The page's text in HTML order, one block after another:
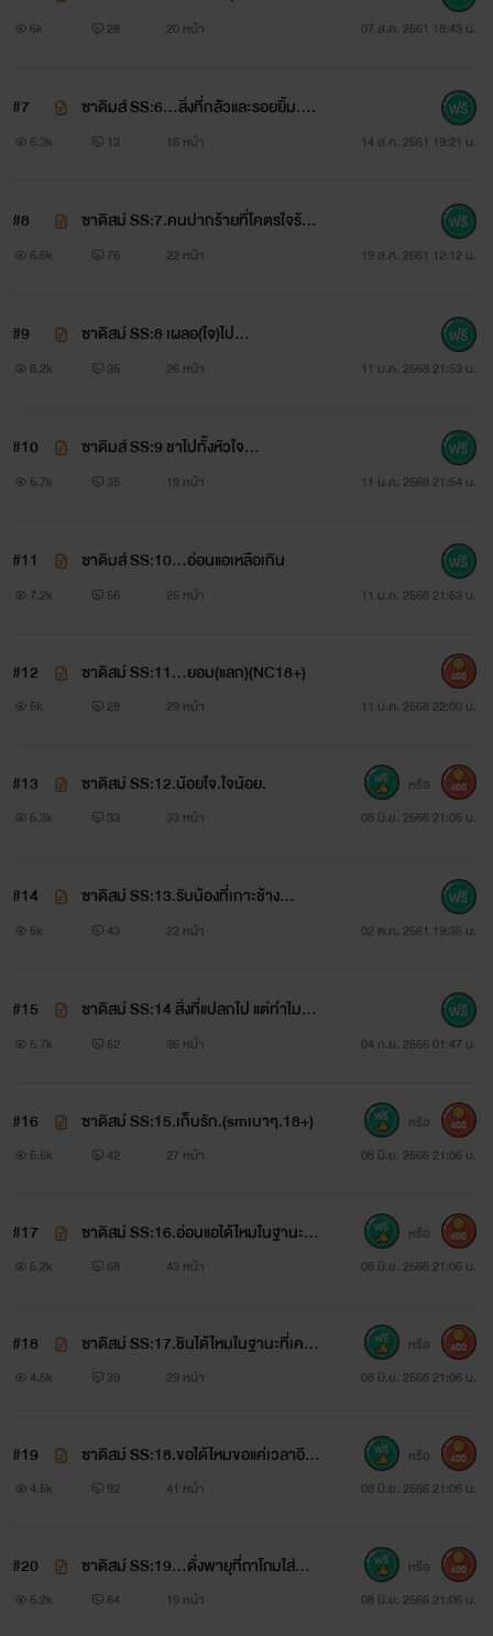
รุนแรง
แต่งเพื่อสนองหัวใจตัวเองและคนอื่นๆที่
กำลังอ่อนแอและจะกลับมาเข้มแข็งได้อีก
ครั้ง
....ใช่เป็นรักข้างเดียวที่โคตรเจ็บ เจ็บจน
มาอ่านนี้สิ...
มาดูกันมันจะซาดิสม์เสพติดความเจ็บปวด
มาสิมาตอกย้ำมันซาดิสม์ให้สมกับหัวใจ
เถือนๆดวงนี้ มาสิมารับรู้เรื่องราวเหล่านี้
แล้วสักวันเราจะพาโบยบิน บินไปให้ไกล
จากความเจ็บปวด...
ขึ้นชื่อว่าความรัก ความรักก็มีหลายแบบ
อาจจะมีมากกว่านั้น แต่ผิดที่คนคนเดียว ที่
แบบไหนละที่เหลืออยู่ให้รัก หึ มันคือรัก
ลียดชัง)
6k 28 20 หน้า 07 ส.ค. 2561 18:43 น.
#7 ซาดิมส์ SS:6...สิ่งที่กลััวและรอยยิ้ม....
5.3k 13 16 หน้า 14 ส.ค. 2561 19:21 น.
#8
ซาดิสม์ SS:7.คนปากร้ายที่โคตรใจร้า
ย..
6.6k 76 22 หน้า 19 ส.ค. 2561 12:12 น.
#9 ซาดิสม์ SS:8 เผลอ(ใจ)ไป...
6.2k 35 26 หน้า 11 ม.ค. 2568 21:53 น.
#10 ซาดิมส์ SS:9 ชาไปทั้งหัวใจ...
5.7k 35 19 หน้า 11 ม.ค. 2568 21:54 น.
#11 ซาดิมส์ SS:10...อ่อนแอเหลือเกิน
7.2k 56 25 หน้า 11 ม.ค. 2568 21:53 น.
#12 ซาดิสม์ SS:11...ยอม(แลก)(NC18+)
5k 28 29 หน้า 11 ม.ค. 2568 22:00 น.
400
#13 ซาดิสม์ SS:12.น้อยใจ.ใจน้อย.
5.3k 33 33 หน้า 08 มิ.ย. 2566 21:05 น.
หรือ 400
#14 ซาดิสม์ SS:13.รับน้องที่เกาะช้าง...
5k 43 22 หน้า 02 ต.ค. 2561 19:35 น.
#15
ซาดิสม์ SS:14 สิ่งที่แปลกไป แต่ทำไมอุ่น
ใจดีจัง...
5.7k 52 36 หน้า 04 ก.ย. 2565 01:47 น.
#16 ซาดิสม์ SS:15.เก็บรัก.(smเบาๆ.18+)
5.5k 42 27 หน้า 08 มิ.ย. 2566 21:06 น.
หรือ 400
#17
ซาดิสม์ SS:16.อ่อนแอได้ไหมในฐานะค
นที่รักข้างเดียวก็ได้
5.2k 68 43 หน้า 08 มิ.ย. 2566 21:06 น.
หรือ 400
#18
ซาดิสม์ SS:17.ชินได้ไหมในฐานะที่เคยเ
จ็บมาแล้วก็ได้...
4.5k 39 29 หน้า 08 มิ.ย. 2566 21:06 น.
หรือ 400
#19
ซาดิสม์ SS:18.ขอได้ไหมขอแค่เวลาอีก
สักนิด...
4.5k 92 41 หน้า 08 มิ.ย. 2566 21:06 น.
หรือ 400
#20 ซาดิสม์ SS:19...ดั่งพายุที่ถาโถมใส่...
5.2k 64 19 หน้า 08 มิ.ย. 2566 21:06 น.
หรือ 400